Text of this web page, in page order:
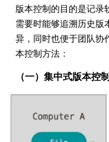
版本控制的目的是记录
需要时能够追溯历史版
异，同时也便于团队协
本控制方法：
（一）集中式版本控